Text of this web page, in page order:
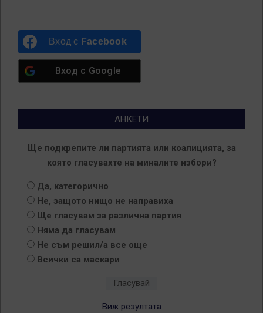
Вход с Facebook
Вход с Google
АНКЕТИ
Ще подкрепите ли партията или коалицията, за
която гласувахте на миналите избори?
Да, категорично
Не, защото нищо не направиха
Ще гласувам за различна партия
Няма да гласувам
Не съм решил/а все още
Всички са маскари
Виж резултата